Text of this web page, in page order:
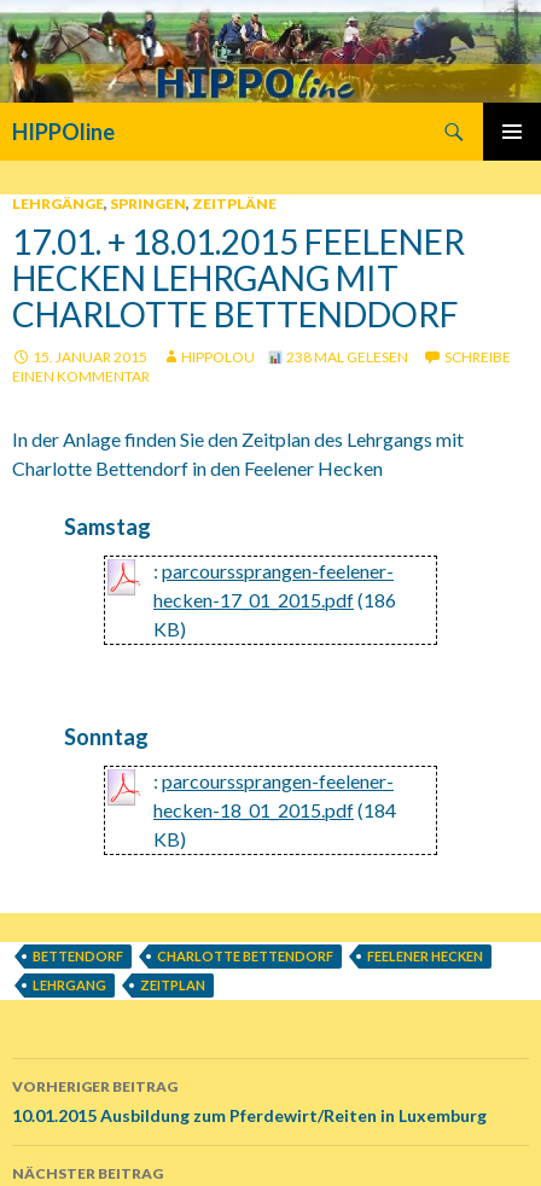
HIPPOline
INHALT
LEHRGÄNGE, SPRINGEN, ZEITPLÄNE
17.01. + 18.01.2015 FEELENER
HECKEN LEHRGANG MIT
CHARLOTTE BETTENDDORF
15. JANUAR 2015 HIPPOLOU 238 MAL GELESEN
SCHREIBE
EINEN KOMMENTAR
In der Anlage finden Sie den Zeitplan des Lehrgangs mit
Charlotte Bettendorf in den Feelener Hecken
Samstag
:parcourssprangen-feelener-
hecken-17_01_2015.pdf(186
KB)
Sonntag
:parcourssprangen-feelener-
hecken-18_01_2015.pdf(184
KB)
BETTENDORF CHARLOTTE BETTENDORF
FEELENER HECKEN
LEHRGANG
ZEITPLAN
Beitrags-
Navigation
VORHERIGER BEITRAG
10.01.2015 Ausbildung zum Pferdewirt/Reiten in Luxemburg
NÄCHSTER BEITRAG